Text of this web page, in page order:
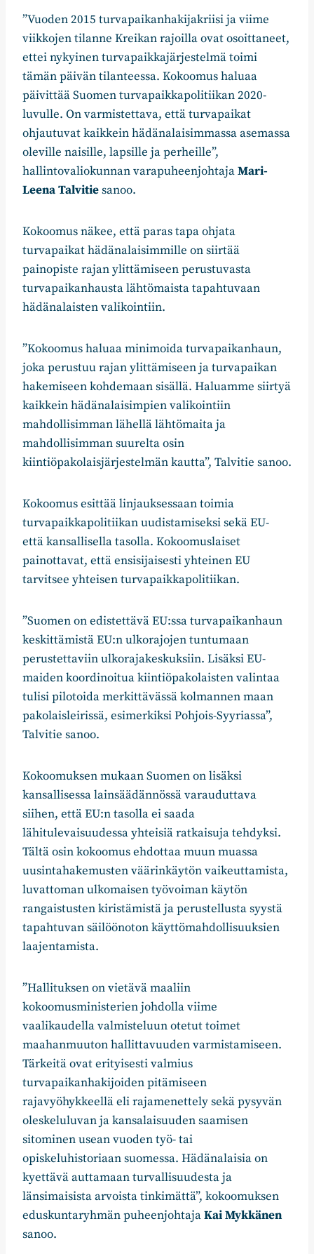
”Vuoden 2015 turvapaikanhakijakriisi ja viime
viikkojen tilanne Kreikan rajoilla ovat osoittaneet,
ettei nykyinen turvapaikkajärjestelmä toimi
tämän päivän tilanteessa. Kokoomus haluaa
päivittää Suomen turvapaikkapolitiikan 2020-
luvulle. On varmistettava, että turvapaikat
ohjautuvat kaikkein hädänalaisimmassa asemassa
oleville naisille, lapsille ja perheille”,
hallintovaliokunnan varapuheenjohtajaMari-
Leena Talvitiesanoo.
Kokoomus näkee, että paras tapa ohjata
turvapaikat hädänalaisimmille on siirtää
painopiste rajan ylittämiseen perustuvasta
turvapaikanhausta lähtömaista tapahtuvaan
hädänalaisten valikointiin.
”Kokoomus haluaa minimoida turvapaikanhaun,
joka perustuu rajan ylittämiseen ja turvapaikan
hakemiseen kohdemaan sisällä. Haluamme siirtyä
kaikkein hädänalaisimpien valikointiin
mahdollisimman lähellä lähtömaita ja
mahdollisimman suurelta osin
kiintiöpakolaisjärjestelmän kautta”, Talvitie sanoo.
Kokoomus esittää linjauksessaan toimia
turvapaikkapolitiikan uudistamiseksi sekä EU-
että kansallisella tasolla. Kokoomuslaiset
painottavat, että ensisijaisesti yhteinen EU
tarvitsee yhteisen turvapaikkapolitiikan.
”Suomen on edistettävä EU:ssa turvapaikanhaun
keskittämistä EU:n ulkorajojen tuntumaan
perustettaviin ulkorajakeskuksiin. Lisäksi EU-
maiden koordinoitua kiintiöpakolaisten valintaa
tulisi pilotoida merkittävässä kolmannen maan
pakolaisleirissä, esimerkiksi Pohjois-Syyriassa”,
Talvitie sanoo.
Kokoomuksen mukaan Suomen on lisäksi
kansallisessa lainsäädännössä varauduttava
siihen, että EU:n tasolla ei saada
lähitulevaisuudessa yhteisiä ratkaisuja tehdyksi.
Tältä osin kokoomus ehdottaa muun muassa
uusintahakemusten väärinkäytön vaikeuttamista,
luvattoman ulkomaisen työvoiman käytön
rangaistusten kiristämistä ja perustellusta syystä
tapahtuvan säilöönoton käyttömahdollisuuksien
laajentamista.
”Hallituksen on vietävä maaliin
kokoomusministerien johdolla viime
vaalikaudella valmisteluun otetut toimet
maahanmuuton hallittavuuden varmistamiseen.
Tärkeitä ovat erityisesti valmius
turvapaikanhakijoiden pitämiseen
rajavyöhykkeellä eli rajamenettely sekä pysyvän
oleskeluluvan ja kansalaisuuden saamisen
sitominen usean vuoden työ- tai
opiskeluhistoriaan suomessa. Hädänalaisia on
kyettävä auttamaan turvallisuudesta ja
länsimaisista arvoista tinkimättä”, kokoomuksen
eduskuntaryhmän puheenjohtajaKai Mykkänen
sanoo.